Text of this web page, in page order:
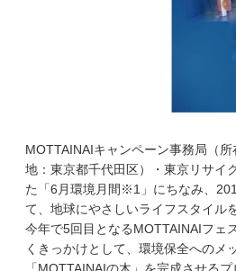
MOTTAINAIキャンペーン事務局（
地：東京都千代田区）・東京リサイ
た「6月環境月間※1」にちなみ、
て、地球にやさしいライフスタイル
今年で5回目となるMOTTAINAIフェ
くきっかけとして、環境保全へのメ